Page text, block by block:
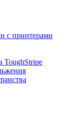
с принтерами
ToughStripe